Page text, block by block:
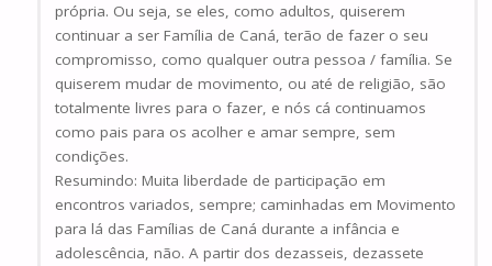
própria. Ou seja, se eles, como adultos, quiserem
continuar a ser Família de Caná, terão de fazer o seu
compromisso, como qualquer outra pessoa / família. Se
quiserem mudar de movimento, ou até de religião, são
totalmente livres para o fazer, e nós cá continuamos
como pais para os acolher e amar sempre, sem
condições.
Resumindo: Muita liberdade de participação em
encontros variados, sempre; caminhadas em Movimento
para lá das Famílias de Caná durante a infância e
adolescência, não. A partir dos dezasseis, dezassete